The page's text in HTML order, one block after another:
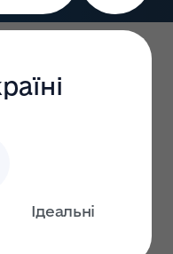
портал
якістю, ДСТУ
нагляд і